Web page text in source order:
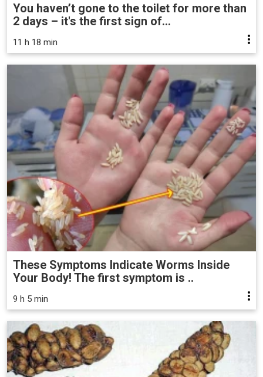
You haven’t gone to the toilet for more than
2 days – it's the first sign of...
11 h 18 min
These Symptoms Indicate Worms Inside
Your Body! The first symptom is ..
9 h 5 min